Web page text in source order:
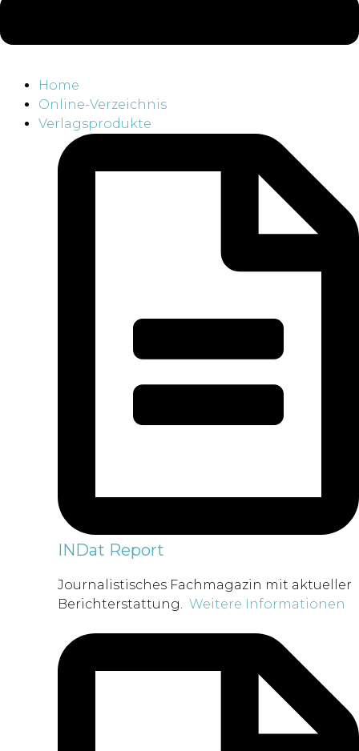
Home
Online-Verzeichnis
Verlagsprodukte
INDat Report
Journalistisches Fachmagazin mit aktueller
Berichterstattung. Weitere Informationen